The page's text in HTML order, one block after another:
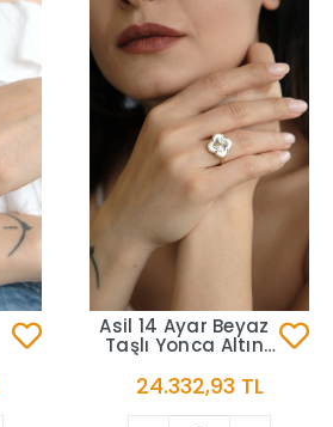
Asil 14 Ayar Beyaz
Taşlı Yonca Altın
24.332,93 TL